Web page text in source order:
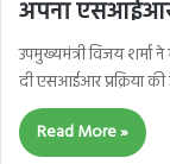
अपना एसआईआर
उपमुख्यमंत्री विजय
दी एसआईआर प्रक्रिया की
Read More »